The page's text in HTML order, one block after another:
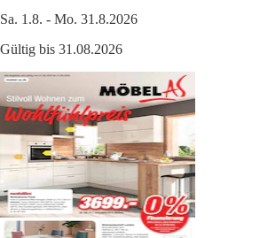
Sa. 1.8. - Mo. 31.8.2026
Gültig bis 31.08.2026